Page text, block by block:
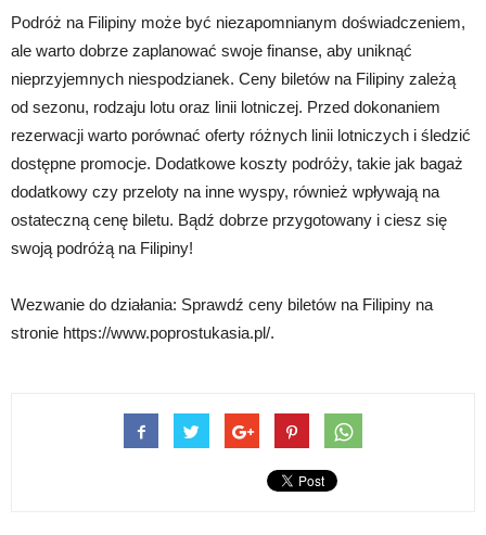
Podróż na Filipiny może być niezapomnianym doświadczeniem,
ale warto dobrze zaplanować swoje finanse, aby uniknąć
nieprzyjemnych niespodzianek. Ceny biletów na Filipiny zależą
od sezonu, rodzaju lotu oraz linii lotniczej. Przed dokonaniem
rezerwacji warto porównać oferty różnych linii lotniczych i śledzić
dostępne promocje. Dodatkowe koszty podróży, takie jak bagaż
dodatkowy czy przeloty na inne wyspy, również wpływają na
ostateczną cenę biletu. Bądź dobrze przygotowany i ciesz się
swoją podróżą na Filipiny!
Wezwanie do działania: Sprawdź ceny biletów na Filipiny na
stronie https://www.poprostukasia.pl/.